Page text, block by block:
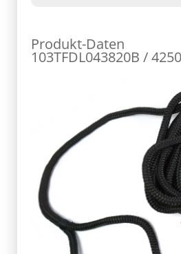
Produkt-Daten
103TFDL043820B /